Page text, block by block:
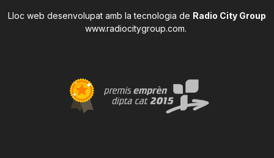
Lloc web desenvolupat amb la tecnologia de Radio City Group
www.radiocitygroup.com.